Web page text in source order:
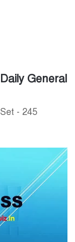
General
- 245